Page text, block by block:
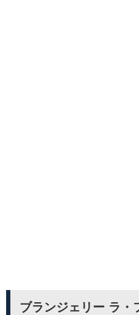
ブランジェリー ラ・